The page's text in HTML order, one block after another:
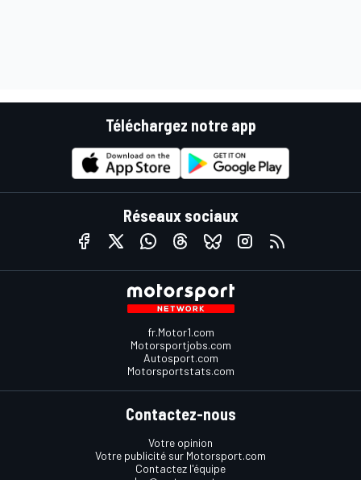
Téléchargez notre app
Réseaux sociaux
fr.Motor1.com
Motorsportjobs.com
Autosport.com
Motorsportstats.com
Contactez-nous
Votre opinion
Votre publicité sur Motorsport.com
Contactez l'équipe